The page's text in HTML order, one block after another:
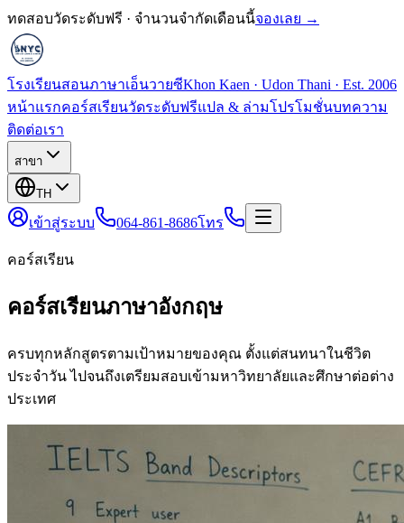
ทดสอบวัดระดับฟรี · จำนวนจำกัดเดือนนี้จองเลย →
โรงเรียนสอนภาษาเอ็นวายซีKhon Kaen · Udon Thani · Est. 2006
หน้าแรกคอร์สเรียนวัดระดับฟรีแปล & ล่ามโปรโมชั่นบทความ
ติดต่อเรา
สาขา
TH
เข้าสู่ระบบ 064-861-8686โทร
คอร์สเรียน
คอร์สเรียนภาษาอังกฤษ
ครบทุกหลักสูตรตามเป้าหมายของคุณ ตั้งแต่สนทนาในชีวิต
ประจำวัน ไปจนถึงเตรียมสอบเข้ามหาวิทยาลัยและศึกษาต่อต่าง
ประเทศ